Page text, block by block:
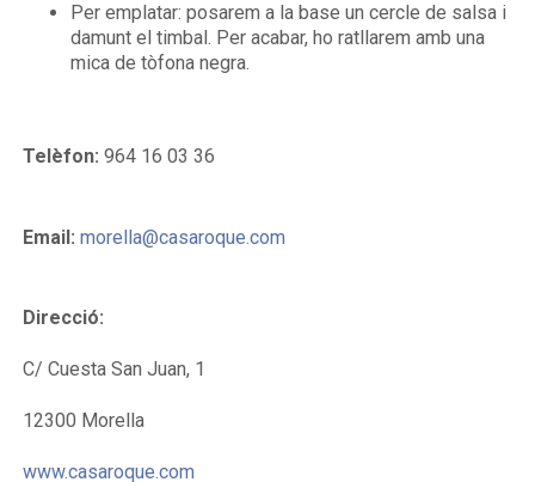
Per emplatar: posarem a la base un cercle de salsa i
damunt el timbal. Per acabar, ho ratllarem amb una
mica de tòfona negra.
Telèfon:964 16 03 36
Email:morella@casaroque.com
Direcció:
C/ Cuesta San Juan, 1
12300 Morella
www.casaroque.com